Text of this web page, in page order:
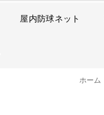
屋内防球ネット
ホーム